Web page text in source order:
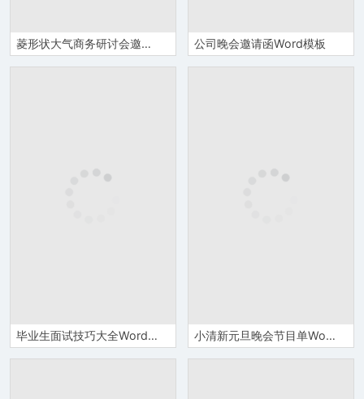
菱形状大气商务研讨会邀请函Word模板 公司晚会邀请函Word模板
毕业生面试技巧大全Word模板 小清新元旦晚会节目单Word模板